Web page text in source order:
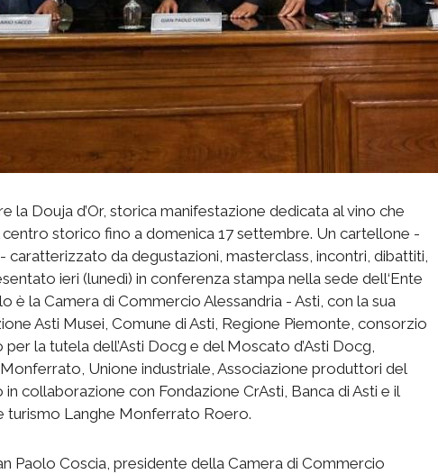
la Douja d’Or, storica manifestazione dedicata al vino che
storico fino a domenica 17 settembre. Un cartellone -
caratterizzato da degustazioni, masterclass, incontri, dibattiti,
ieri (lunedì) in conferenza stampa nella sede dell‘Ente
è la Camera di Commercio Alessandria - Asti, con la sua
Asti Musei, Comune di Asti, Regione Piemonte, consorzio
la tutela dell’Asti Docg e del Moscato d’Asti Docg,
Unione industriale, Associazione produttori del
collaborazione con Fondazione CrAsti, Banca di Asti e il
turismo Langhe Monferrato Roero.
Paolo Coscia, presidente della Camera di Commercio